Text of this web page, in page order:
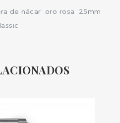
de nácar oro rosa
25mm